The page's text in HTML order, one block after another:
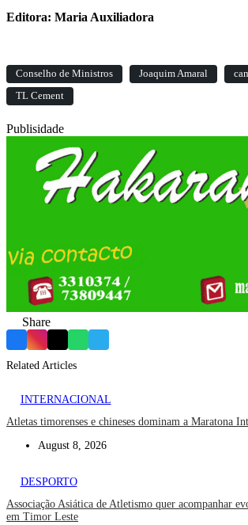
Editora: Maria Auxiliadora
Conselho de Ministros Joaquim Amaral
TL Cement
Publisidade
Share
FacebookInstagram
Related Articles
INTERNACIONAL
Atletas timorenses e chineses dominam a Maratona
August 8, 2026
DESPORTO
Associação Asiática de Atletismo quer acompanhar
em Timor Leste